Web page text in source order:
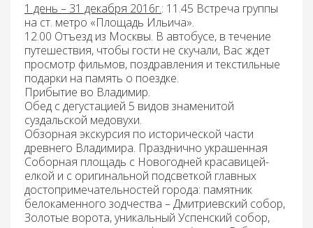
1 день – 31 декабря 2016г.: 11.45 Встреча группы
на ст. метро «Площадь Ильича».
12.00 Отъезд из Москвы. В автобусе, в течение
путешествия, чтобы гости не скучали, Вас ждет
просмотр фильмов, поздравления и текстильные
подарки на память о поездке.
Прибытие во Владимир.
Обед с дегустацией 5 видов знаменитой
суздальской медовухи.
Обзорная экскурсия по исторической части
древнего Владимира. Празднично украшенная
Соборная площадь с Новогодней красавицей-
елкой и с оригинальной подсветкой главных
достопримечательностей города: памятник
белокаменного зодчества – Дмитриевский собор,
Золотые ворота, уникальный Успенский собор,